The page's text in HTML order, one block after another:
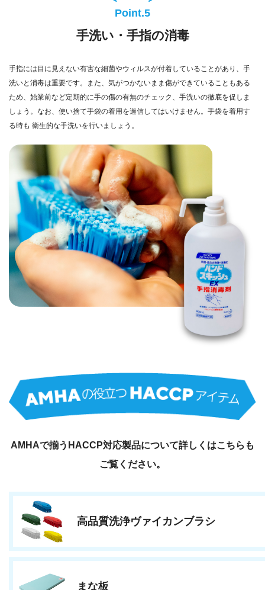
Point.5
手洗い・手指の消毒
手指には目に見えない有害な細菌やウィルスが付着していることがあり、手
洗いと消毒は重要です。また、気がつかないまま傷ができていることもある
ため、始業前など定期的に手の傷の有無のチェック、手洗いの徹底を促しま
しょう。なお、使い捨て手袋の着用を過信してはいけません。手袋を着用す
る時も 衛生的な手洗いを行いましょう。
AMHAで揃うHACCP対応製品について詳しくはこちらも
ご覧ください。
高品質洗浄ヴァイカンブラシ
まな板